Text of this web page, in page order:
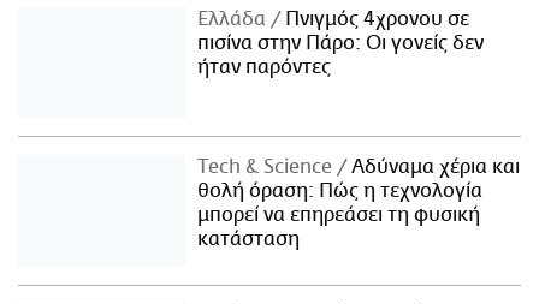
Ελλάδα
Πνιγμός 4χρονου σε
πισίνα στην Πάρο: Οι γονείς δεν
ήταν παρόντες
Τech & Science
Αδύναμα χέρια και
θολή όραση: Πώς η τεχνολογία
μπορεί να επηρεάσει τη φυσική
κατάσταση